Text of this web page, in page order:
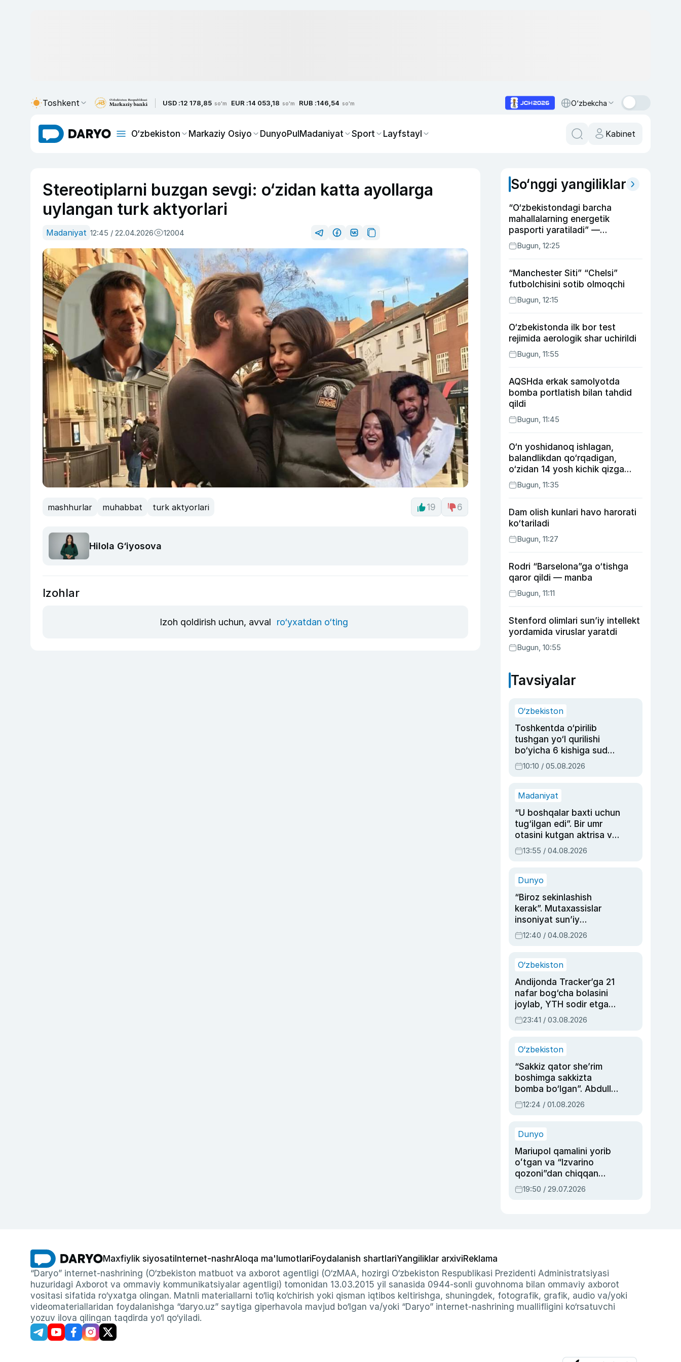
Toshkent USD :12 178,85 so'm EUR :14 053,18 so'm RUB :146,54 so'm O‘zbekcha
O‘zbekiston Markaziy Osiyo DunyoPulMadaniyat Sport Layfstayl Kabinet
Stereotiplarni buzgan sevgi: o‘zidan katta ayollarga
uylangan turk aktyorlari
Madaniyat 12:45 / 22.04.2026 12004
mashhurlar muhabbat turk aktyorlari 19 6
Hilola G‘iyosova
Izohlar
Izoh qoldirish uchun, avval ro‘yxatdan o‘ting
So‘nggi yangiliklar
“O‘zbekistondagi barcha
mahallalarning energetik
pasporti yaratiladi” —
Energetika vaziri
Bugun, 12:25
“Manchester Siti” “Chelsi”
futbolchisini sotib olmoqchi
Bugun, 12:15
O‘zbekistonda ilk bor test
rejimida aerologik shar uchirildi
Bugun, 11:55
AQSHda erkak samolyotda
bomba portlatish bilan tahdid
qildi
Bugun, 11:45
O‘n yoshidanoq ishlagan,
balandlikdan qo‘rqadigan,
o‘zidan 14 yosh kichik qizga
uylangan Yorqinxo‘ja Umarov
34 yoshda
Bugun, 11:35
Dam olish kunlari havo harorati
ko‘tariladi
Bugun, 11:27
Rodri “Barselona”ga o‘tishga
qaror qildi — manba
Bugun, 11:11
Stenford olimlari sun’iy intellekt
yordamida viruslar yaratdi
Bugun, 10:55
Tavsiyalar
O‘zbekiston
Toshkentda o‘pirilib
tushgan yo‘l qurilishi
bo‘yicha 6 kishiga sud
hukmi o‘qildi
10:10 / 05.08.2026
Madaniyat
“U boshqalar baxti uchun
tug‘ilgan edi”. Bir umr
otasini kutgan aktrisa va
dublyaj ustasi Rimma
Ahmedovaning
13:55 / 04.08.2026
Dunyo
“Biroz sekinlashish
kerak”. Mutaxassislar
insoniyat sun’iy
intellektni boshqara
olmay qolishidan xavotir
12:40 / 04.08.2026
O‘zbekiston
Andijonda Tracker’ga 21
nafar bog‘cha bolasini
joylab, YTH sodir etgan
ayolga sud hukmi o‘qildi
23:41 / 03.08.2026
O‘zbekiston
“Sakkiz qator she’rim
boshimga sakkizta
bomba bo‘lgan”. Abdulla
Oripovni siyosiy
ayblovlardan asrab
12:24 / 01.08.2026
Dunyo
Mariupol qamalini yorib
oʻtgan va “Izvarino
qozoni”dan chiqqan
qahramon — Ukraina
armiyasi bosh
19:50 / 29.07.2026
Maxfiylik siyosati Internet-nashrAloqa ma'lumotlariFoydalanish shartlariYangiliklar arxiviReklama
“Daryo” internet-nashrining (O‘zbekiston matbuot va axborot agentligi (O‘zMAA, hozirgi O‘zbekiston Respublikasi Prezidenti Administratsiyasi
huzuridagi Axborot va ommaviy kommunikatsiyalar agentligi) tomonidan 13.03.2015 yil sanasida 0944-sonli guvohnoma bilan ommaviy axborot
vositasi sifatida ro‘yxatga olingan. Matnli materiallarni to‘liq ko‘chirish yoki qisman iqtibos keltirishga, shuningdek, fotografik, grafik, audio va/yoki
videomateriallaridan foydalanishga “daryo.uz” saytiga giperhavola mavjud bo‘lgan va/yoki “Daryo” internet-nashrining muallifligini ko‘rsatuvchi
yozuv ilova qilingan taqdirda yo‘l qo‘yiladi.